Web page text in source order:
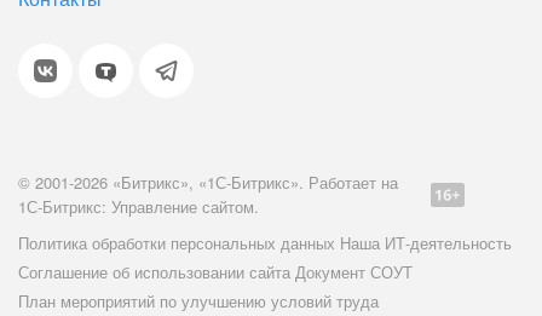
© 2001-2026 «Битрикс», «1С-Битрикс». Работает на
1С-Битрикс: Управление сайтом.
Политика обработки персональных данных Наша ИТ-деятельность
Соглашение об использовании сайта Документ СОУТ
План мероприятий по улучшению условий труда